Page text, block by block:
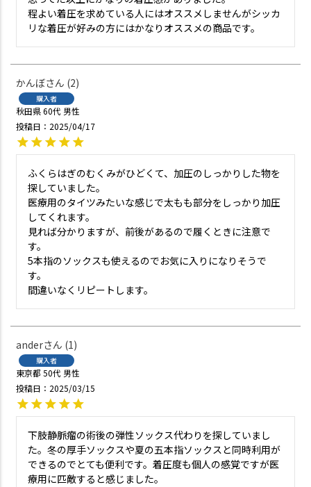
程よい着圧を求めている人にはオススメしませんがシッカ
リな着圧が好みの方にはかなりオススメの商品です。
かんぼ 2
購入者
秋田県60代 男性
投稿日
2025/04/17
ふくらはぎのむくみがひどくて、加圧のしっかりした物を
探していました。
医療用のタイツみたいな感じで太もも部分をしっかり加圧
してくれます。
見れば分かりますが、前後があるので履くときに注意で
す。
5本指のソックスも使えるのでお気に入りになりそうで
す。
間違いなくリピートします。
ander 1
購入者
東京都 50代 男性
投稿日
2025/03/15
下肢静脈瘤の術後の弾性ソックス代わりを探していまし
た。冬の厚手ソックスや夏の五本指ソックスと同時利用が
できるのでとても便利です。着圧度も個人の感覚ですが医
療用に匹敵すると感じました。